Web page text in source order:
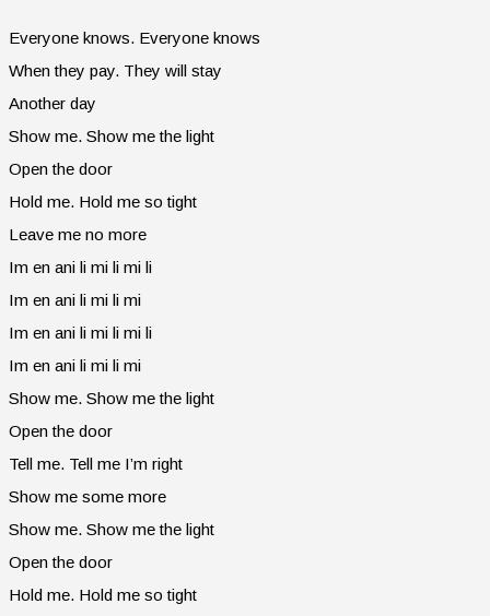
Everyone knows. Everyone knows
When they pay. They will stay
Another day
Show me. Show me the light
Open the door
Hold me. Hold me so tight
Leave me no more
Im en ani li mi li mi li
Im en ani li mi li mi
Im en ani li mi li mi li
Im en ani li mi li mi
Show me. Show me the light
Open the door
Tell me. Tell me I’m right
Show me some more
Show me. Show me the light
Open the door
Hold me. Hold me so tight